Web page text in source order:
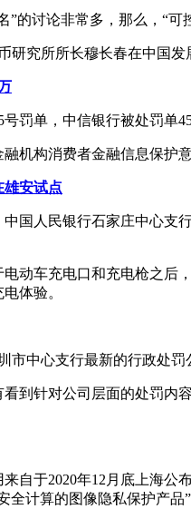
”的讨论非常多，那么，“
研究所所长穆长春在中国
罚单，中信银行被处罚单
机构消费者金融信息保护
雄安试点
国人民银行石家庄中心支
动车充电口和充电枪之后
体验。
市中心支行最新的行政处
到针对公司层面的处罚内
自于2020年12月底上海
计算的图像隐私保护产品”